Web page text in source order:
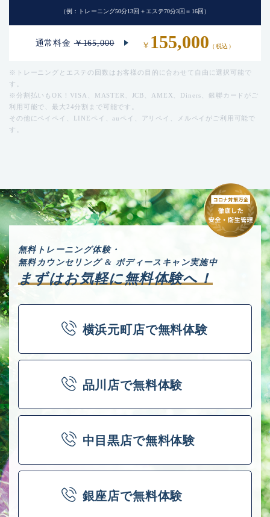
（例：トレーニング50分13回＋エステ70分3回＝16回）
通常料金￥165,000 ￥ 155,000 （税込）
※トレーニングとエステの回数はお客様の目的に合わせて自由に選択可能で
す。
※分割払いもOK！VISA、MASTER、JCB、AMEX、Diners、銀聯カードがご
利用可能で、最大24分割まで可能です。
その他にペイペイ、LINEペイ、auペイ、アリペイ、メルペイがご利用可能で
す。
無料トレーニング体験・
無料カウンセリング & ボディースキャン実施中
まずはお気軽に無料体験へ！
横浜元町店で無料体験
品川店で無料体験
中目黒店で無料体験
銀座店で無料体験